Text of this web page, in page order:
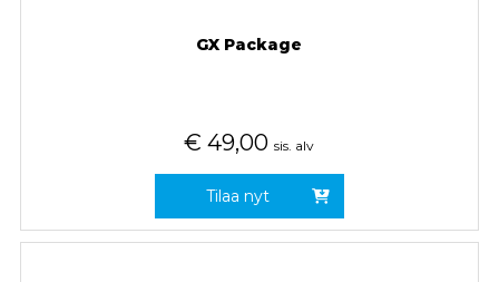
GX Package
€ 49,00 sis. alv
Tilaa nyt